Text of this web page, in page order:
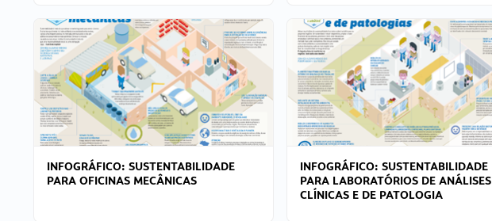
INFOGRÁFICO: SUSTENTABILIDADE
PARA OFICINAS MECÂNICAS
INFOGRÁFICO: SUSTENTABILIDADE
PARA LABORATÓRIOS DE ANÁLISES
CLÍNICAS E DE PATOLOGIA